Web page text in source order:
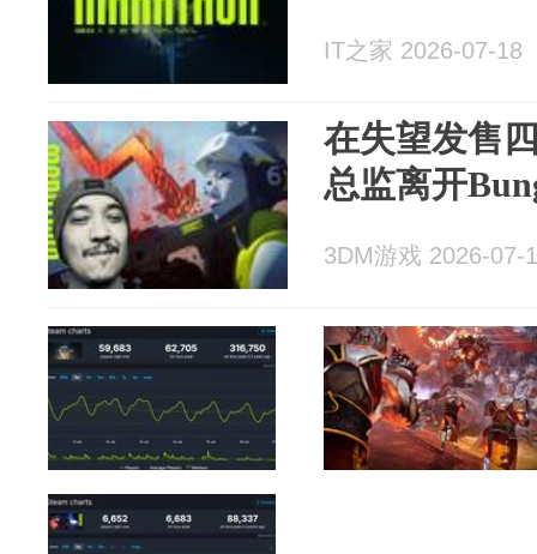
IT之家 2026-07-18
在失望发售
总监离开
3DM游戏 2026-07-